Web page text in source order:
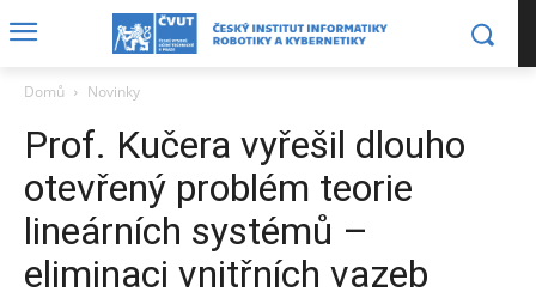
Domů Novinky
Prof. Kučera vyřešil dlouho
otevřený problém teorie
lineárních systémů –
eliminaci vnitřních vazeb